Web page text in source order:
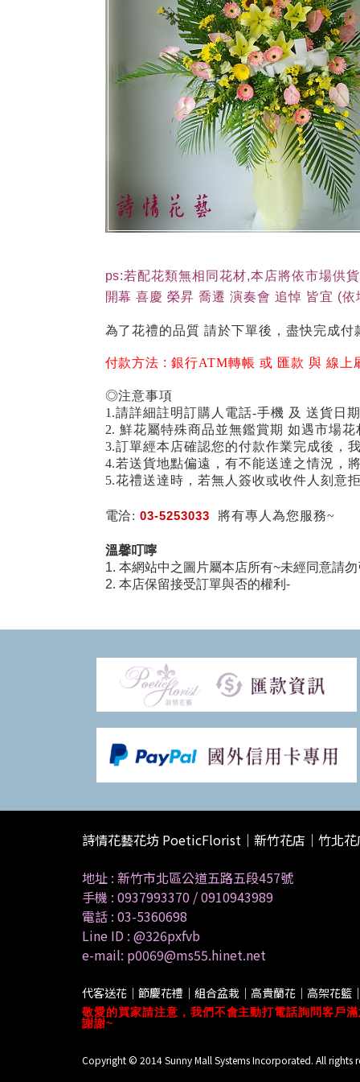
ps:若配花類無相同花材,本店將依市場供
開幕 喜慶 榮昇 喬遷 演奏會 追悼 皆宜 (
為了花禮的品質 請於下單後，盡快完成付
付款方法 :銀行ATM轉帳 或 匯款 與 線上
◎注意事項
1.請詳細註明訂購人電話-手機 及 送貨日
2. 鮮花屬特殊商品並無鑑賞期 如遇市場
3.訂單經本店確認您的付款作業完成後，
4.若送貨地點偏遠，有不能送達之情況，
5.花禮送達時，若無人簽收或收件人刻意
電洽:03-5253033 將有專人為您服務~
溫馨叮嚀
1. 本網站中之圖片屬本店所有~未經同意請勿
2. 本店保留接受訂單與否的權利-
詩情花藝花坊 PoeticFlorist｜新竹花店｜竹北花
地址 : 新竹市北區公道五路五段457號
手機 : 0937993370 /0910943989
電話 : 03-5360698
Line ID : @326pxfvb
e-mail: p0069@ms55.hinet.net
代客送花｜節慶花禮｜組合盆栽｜高貴蘭花｜高架花
敬愛的買家請注意，我們不會主動打電話詢問客戶
謝謝~
Copyright © 2014 Sunny Mall Systems Incorporated. All rights